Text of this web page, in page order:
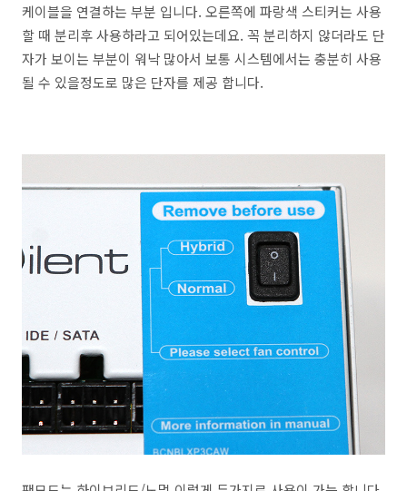
케이블을 연결하는 부분 입니다. 오른쪽에 파랑색 스티커는 사용
할 때 분리후 사용하라고 되어있는데요. 꼭 분리하지 않더라도 단
자가 보이는 부분이 워낙 많아서 보통 시스템에서는 충분히 사용
될 수 있을정도로 많은 단자를 제공 합니다.